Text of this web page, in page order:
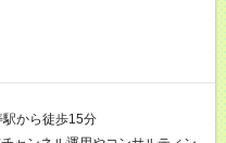
駅から徒歩15分